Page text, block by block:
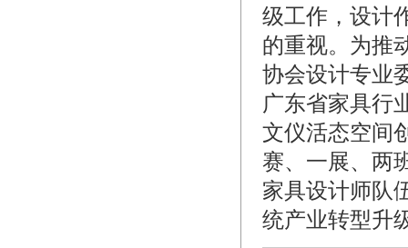
级工作，设计
的重视。为推
协会设计专业
广东省家具行
文仪活态空间
赛、一展、两
家具设计师队
统产业转型升